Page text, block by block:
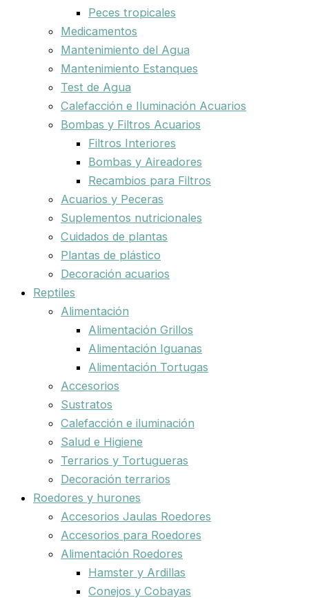
Peces tropicales
Medicamentos
Mantenimiento del Agua
Mantenimiento Estanques
Test de Agua
Calefacción e Iluminación Acuarios
Bombas y Filtros Acuarios
Filtros Interiores
Bombas y Aireadores
Recambios para Filtros
Acuarios y Peceras
Suplementos nutricionales
Cuidados de plantas
Plantas de plástico
Decoración acuarios
Reptiles
Alimentación
Alimentación Grillos
Alimentación Iguanas
Alimentación Tortugas
Accesorios
Sustratos
Calefacción e iluminación
Salud e Higiene
Terrarios y Tortugueras
Decoración terrarios
Roedores y hurones
Accesorios Jaulas Roedores
Accesorios para Roedores
Alimentación Roedores
Hamster y Ardillas
Conejos y Cobayas